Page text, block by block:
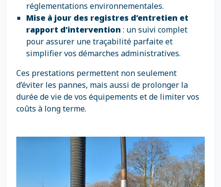
réglementations environnementales.
Mise à jour des registres d’entretien et
rapport d’intervention : un suivi complet
pour assurer une traçabilité parfaite et
simplifier vos démarches administratives.
Ces prestations permettent non seulement
d’éviter les pannes, mais aussi de prolonger la
durée de vie de vos équipements et de limiter vos
coûts à long terme.